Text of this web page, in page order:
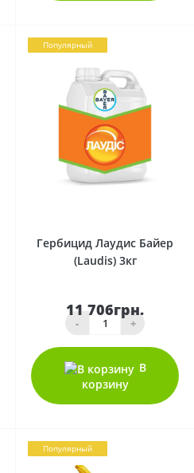
Популярный
Гербицид Лаудис Байер
(Laudis) 3кг
11 706грн.
- +
В
корзину
Популярный